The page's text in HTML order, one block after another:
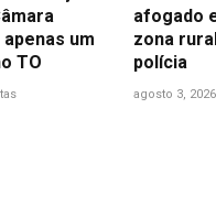
um
TO
afogado
zona
polícia
agosto 3, 2026